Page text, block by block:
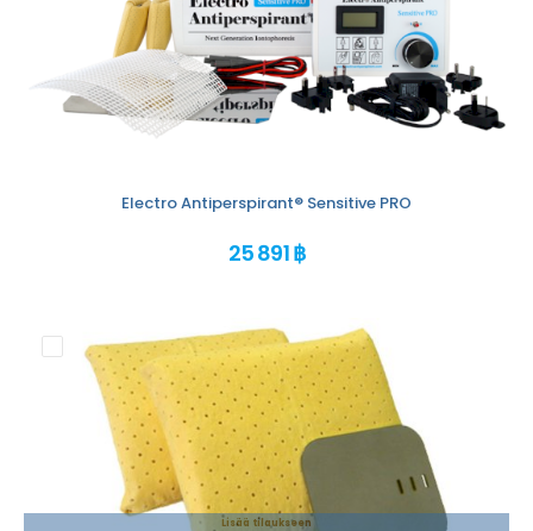
Electro Antiperspirant® Sensitive PRO
25 891 ฿
Lisää tilaukseen